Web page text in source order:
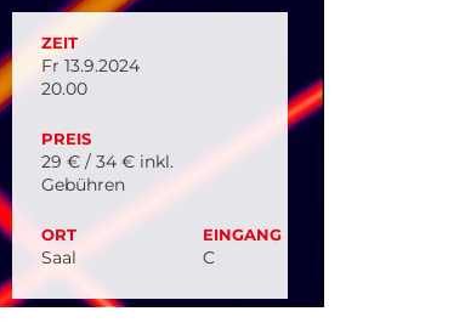
ZEIT
Fr 13.9.2024
20.00
PREIS
29 € / 34 € inkl.
Gebühren
ORT
Saal
EINGANG
C